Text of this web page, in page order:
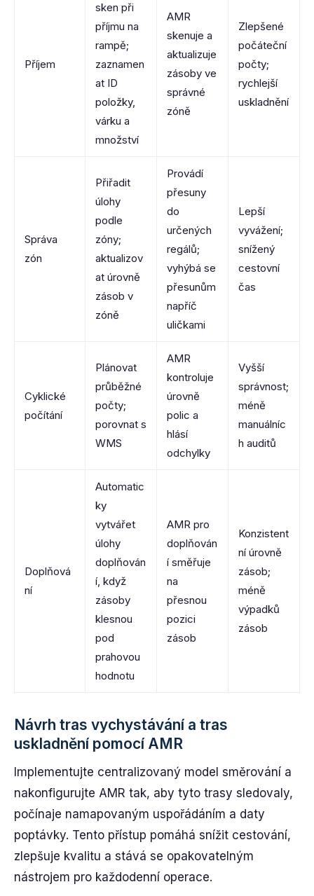
Příjem
sken při
příjmu na
rampě;
zaznamen
at ID
položky,
várku a
množství
AMR
skenuje a
aktualizuje
zásoby ve
správné
zóně
Zlepšené
počáteční
počty;
rychlejší
uskladnění
Správa
zón
Přiřadit
úlohy
podle
zóny;
aktualizov
at úrovně
zásob v
zóně
Provádí
přesuny
do
určených
regálů;
vyhýbá se
přesunům
napříč
uličkami
Lepší
vyvážení;
snížený
cestovní
čas
Cyklické
počítání
Plánovat
průběžné
počty;
porovnat s
WMS
AMR
kontroluje
úrovně
polic a
hlásí
odchylky
Vyšší
správnost;
méně
manuálníc
h auditů
Doplňová
ní
Automatic
ky
vytvářet
úlohy
doplňován
í, když
zásoby
klesnou
pod
prahovou
hodnotu
AMR pro
doplňován
í směřuje
na
přesnou
pozici
zásob
Konzistent
ní úrovně
zásob;
méně
výpadků
zásob
Návrh tras vychystávání a tras
uskladnění pomocí AMR
Implementujte centralizovaný model směrování a
nakonfigurujte AMR tak, aby tyto trasy sledovaly,
počínaje namapovaným uspořádáním a daty
poptávky. Tento přístup pomáhá snížit cestování,
zlepšuje kvalitu a stává se opakovatelným
nástrojem pro každodenní operace.